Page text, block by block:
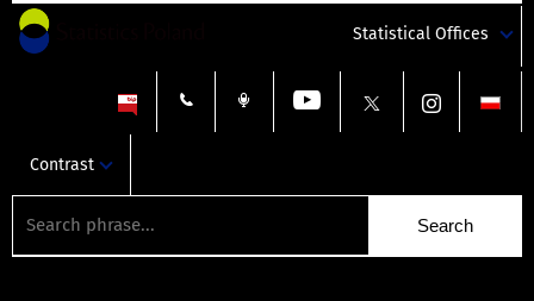
Statistical Offices
Contrast